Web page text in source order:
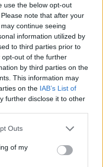
use the below opt-out
note that after your
continue seeing
information utilized by
to third parties prior to
out of the further
by third parties on the
This information may
on the IAB’s List of
further disclose it to other
Outs
of my